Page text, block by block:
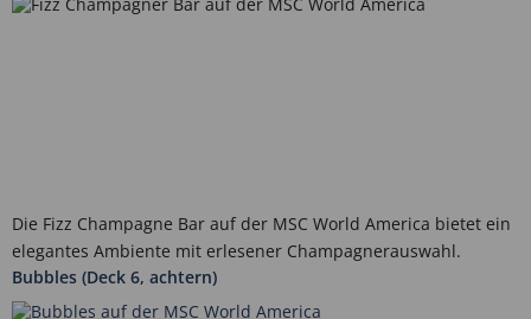
Die Fizz Champagne Bar auf der MSC World America bietet ein
elegantes Ambiente mit erlesener Champagnerauswahl.
Bubbles (Deck 6, achtern)